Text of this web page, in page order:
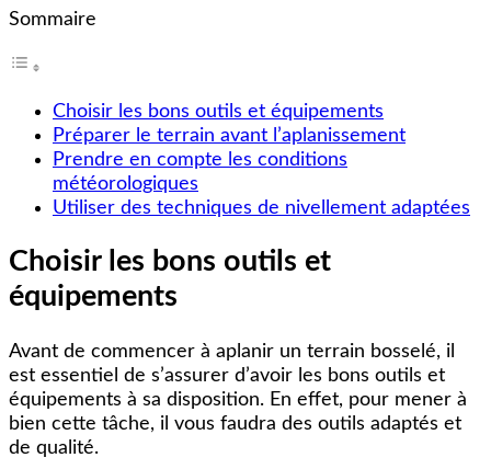
Sommaire
Choisir les bons outils et équipements
Préparer le terrain avant l’aplanissement
Prendre en compte les conditions
météorologiques
Utiliser des techniques de nivellement adaptées
Choisir les bons outils et
équipements
Avant de commencer à aplanir un terrain bosselé, il
est essentiel de s’assurer d’avoir les bons outils et
équipements à sa disposition. En effet, pour mener à
bien cette tâche, il vous faudra des outils adaptés et
de qualité.